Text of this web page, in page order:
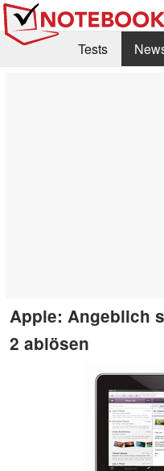
Tests
Apple: Angeblich
2 ablösen